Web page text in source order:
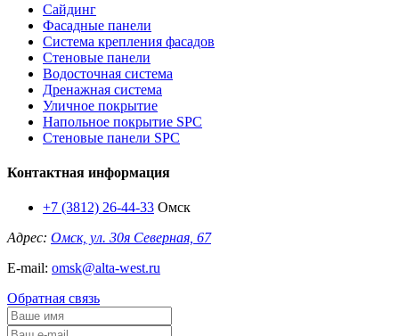
Сайдинг
Фасадные панели
Система крепления фасадов
Стеновые панели
Водосточная система
Дренажная система
Уличное покрытие
Напольное покрытие SPC
Стеновые панели SPC
Контактная информация
+7 (3812) 26-44-33 Омск
Адрес: Омск, ул. 30я Северная, 67
E-mail: omsk@alta-west.ru
Обратная связь